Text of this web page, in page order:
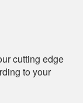
cutting edge
to your